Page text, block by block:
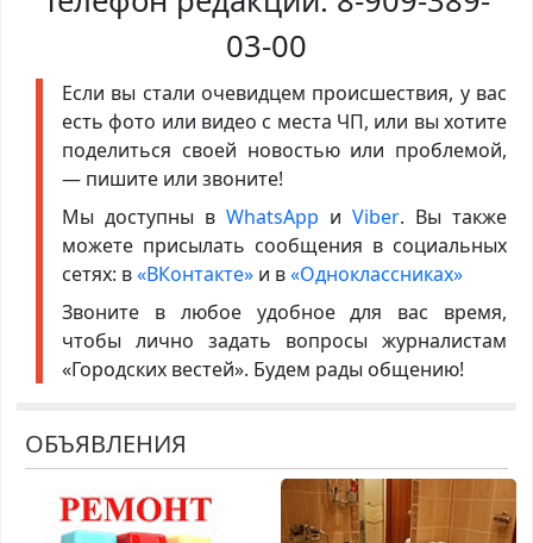
03-00
Если вы стали очевидцем происшествия, у вас
есть фото или видео с места ЧП, или вы хотите
поделиться своей новостью или проблемой,
— пишите или звоните!
Мы доступны в WhatsApp иViber. Вы также
можете присылать сообщения в социальных
сетях: в«ВКонтакте»и в«Одноклассниках»
Звоните в любое удобное для вас время,
чтобы лично задать вопросы журналистам
«Городских вестей». Будем рады общению!
ОБЪЯВЛЕНИЯ